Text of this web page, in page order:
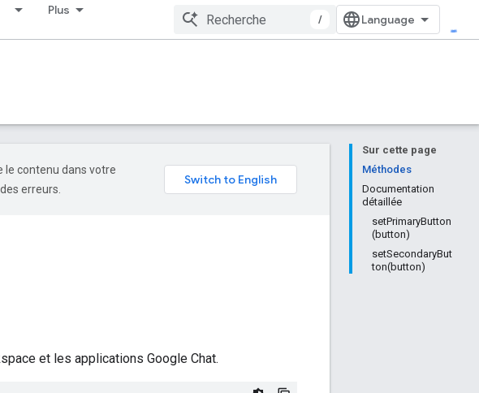
Plus
/
Sur cette page
Méthodes
Documentation
détaillée
setPrimaryButton
(button)
setSecondaryBut
ton(button)
le contenu dans votre
erreurs.
et les applications Google Chat.